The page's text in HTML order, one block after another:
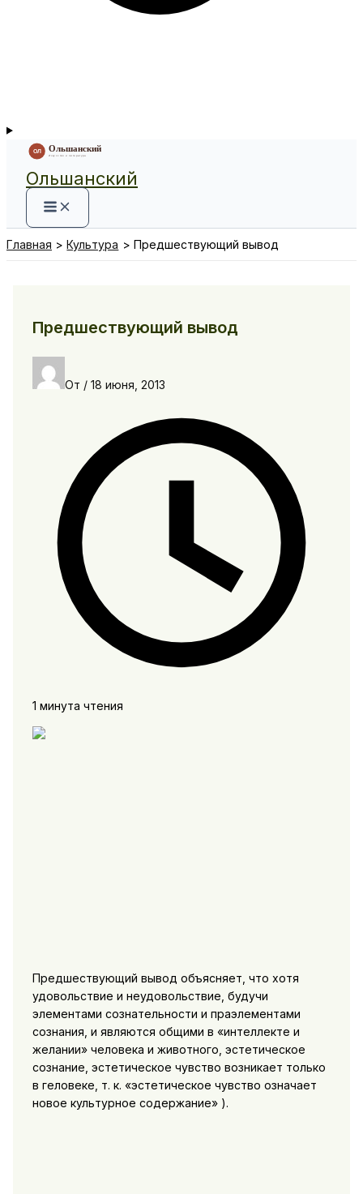
Ольшанский
Главная Культура Предшествующий вывод
Предшествующий вывод
От / 18 июня, 2013
1 минута чтения
Предшествующий вывод объясняет, что хотя
удовольствие и неудовольствие, будучи
элементами сознательности и праэлементами
сознания, и являются общими в «интеллекте и
желании» человека и животного, эстетическое
сознание, эстетическое чувство возникает только
в геловеке, т. к. «эстетическое чувство означает
новое культурное содержание» ).